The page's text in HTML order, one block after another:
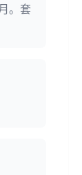
。套